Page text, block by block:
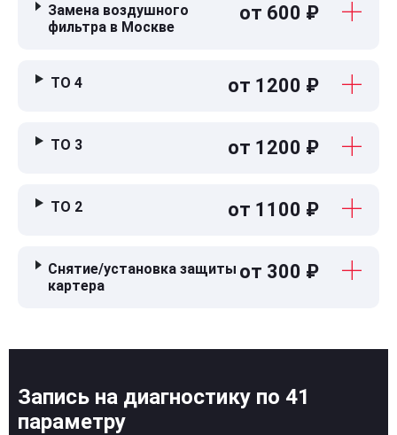
Замена воздушного
фильтра в Москве
от 600 ₽
ТО 4 от 1200 ₽
ТО 3 от 1200 ₽
ТО 2 от 1100 ₽
Снятие/установка защиты
картера
от 300 ₽
Запись на диагностику по 41
параметру